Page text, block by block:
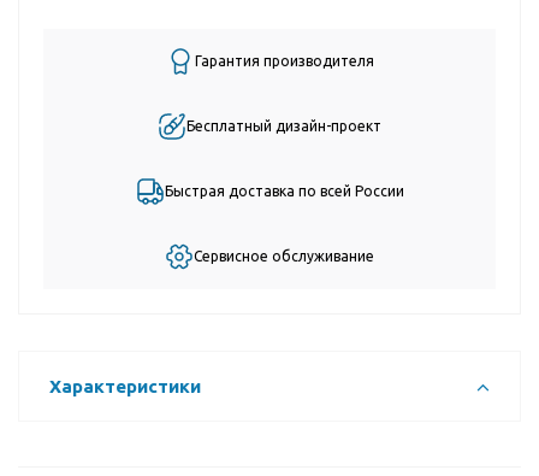
Гарантия производителя
Бесплатный дизайн-проект
Быстрая доставка по всей России
Сервисное обслуживание
Характеристики